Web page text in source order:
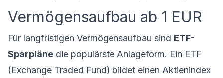
Vermögensaufbau ab 1 EUR
Für langfristigen Vermögensaufbau sind ETF-
Sparpläne die populärste Anlageform. Ein ETF
(Exchange Traded Fund) bildet einen Aktienindex